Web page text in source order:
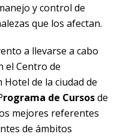
y control de
que los afectan.
a llevarse a cabo
el Centro de
de la ciudad de
rograma de Cursosde
mejores referentes
de ámbitos